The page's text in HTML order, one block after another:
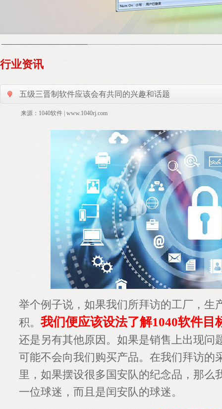
行业资讯
五级三晋制软件应该会有共同的兴趣和话题
来源： 1040软件 | www.1040rj.com
举个例子说，如果我们所拜访的工厂，生
积。 我们便应该设法了解1040软件目
还是另有其他原因。如果是销售上出现问
可能不会向我们购买产品。在我们拜访的
里，如果摆设很多国安队的纪念品，那么
一位球迷，而且是闰安队的球迷。